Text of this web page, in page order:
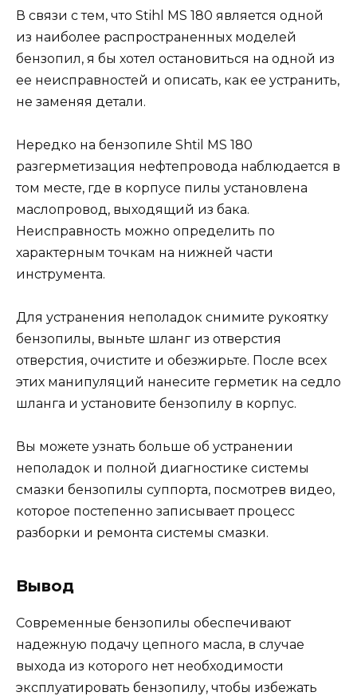
В связи с тем, что Stihl MS 180 является одной
из наиболее распространенных моделей
бензопил, я бы хотел остановиться на одной из
ее неисправностей и описать, как ее устранить,
не заменяя детали.
Нередко на бензопиле Shtil MS 180
разгерметизация нефтепровода наблюдается в
том месте, где в корпусе пилы установлена ​​
маслопровод, выходящий из бака.
Неисправность можно определить по
характерным точкам на нижней части
инструмента.
Для устранения неполадок снимите рукоятку
бензопилы, выньте шланг из отверстия
отверстия, очистите и обезжирьте. После всех
этих манипуляций нанесите герметик на седло
шланга и установите бензопилу в корпус.
Вы можете узнать больше об устранении
неполадок и полной диагностике системы
смазки бензопилы суппорта, посмотрев видео,
которое постепенно записывает процесс
разборки и ремонта системы смазки.
Вывод
Современные бензопилы обеспечивают
надежную подачу цепного масла, в случае
выхода из которого нет необходимости
эксплуатировать бензопилу, чтобы избежать